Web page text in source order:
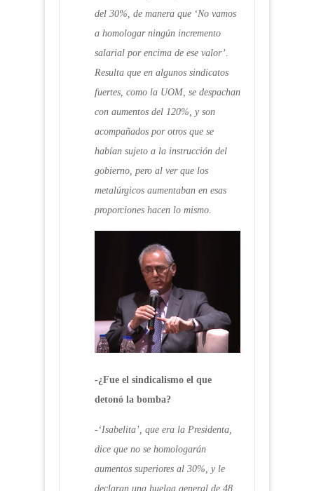
del 30%, de manera que ‘No vamos
a homologar ningún incremento
salarial por encima de ese valor’.
Resulta que en algunos sindicatos
fuertes, como la UOM, se despachan
con aumentos del 120%, y son
acompañados por otros que se
habían sujeto a la instrucción del
gobierno, pero al ver que los
metalúrgicos aumentaban en esas
proporciones hacen lo mismo.
-¿Fue el sindicalismo el que
detonó la bomba?
-‘Isabelita’, que era la Presidenta,
dice que no se homologarán
aumentos superiores al 30%, y le
declaran una huelga general de 48